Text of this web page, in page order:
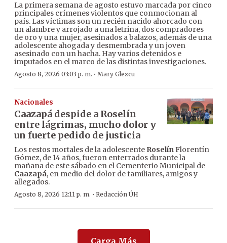
La primera semana de agosto estuvo marcada por cinco
principales crímenes violentos que conmocionan al
país. Las víctimas son un recién nacido ahorcado con
un alambre y arrojado a una letrina, dos compradores
de oro y una mujer, asesinados a balazos, además de una
adolescente ahogada y desmembrada y un joven
asesinado con un hacha. Hay varios detenidos e
imputados en el marco de las distintas investigaciones.
Agosto 8, 2026 03:03 p. m. · Mary Glezcu
Nacionales
Caazapá despide a Roselín
entre lágrimas, mucho dolor y
un fuerte pedido de justicia
Los restos mortales de la adolescente RoselínFlorentín
Gómez, de 14 años, fueron enterrados durante la
mañana de este sábado en el Cementerio Municipal de
Caazapá, en medio del dolor de familiares, amigos y
allegados.
Agosto 8, 2026 12:11 p. m. · Redacción ÚH